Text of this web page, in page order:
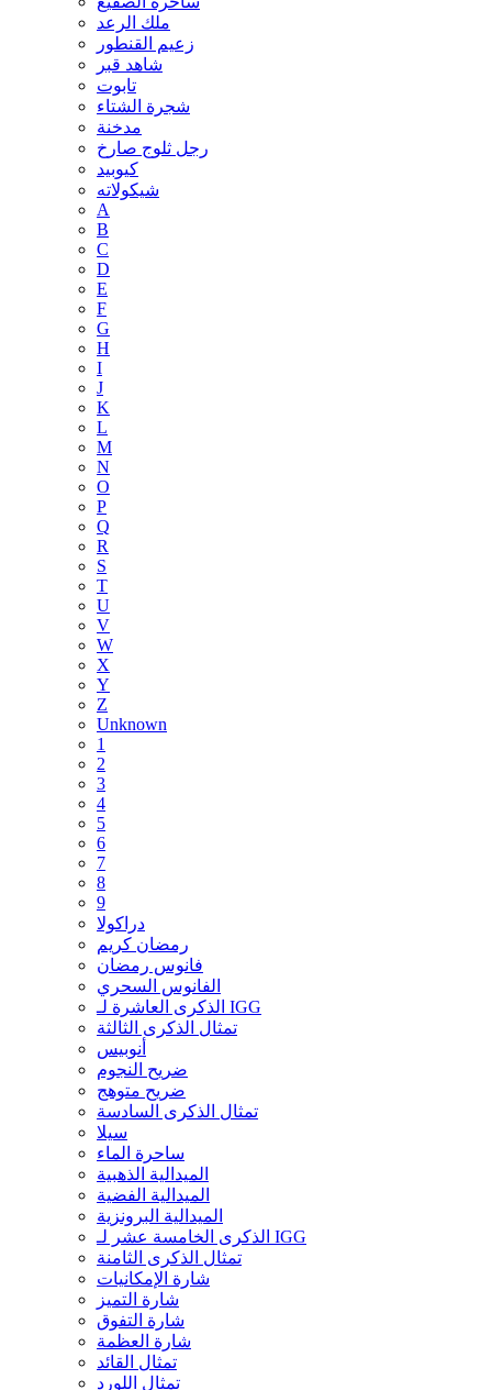
ملك الرعد
زعيم القنطور
شاهد قبر
تابوت
شجرة الشتاء
مدخنة
رجل ثلوج صارخ
كيوبيد
شيكولاته
A
B
C
D
E
F
G
H
I
J
K
L
M
N
O
P
Q
R
S
T
U
V
W
X
Y
Z
Unknown
1
2
3
4
5
6
7
8
9
دراكولا
رمضان كريم
فانوس رمضان
الفانوس السحري
الذكرى العاشرة لـ IGG
تمثال الذكرى الثالثة
أنوبيس
ضريح النجوم
ضريح متوهج
تمثال الذكرى السادسة
سيلا
ساحرة الماء
الميدالية الذهبية
الميدالية الفضية
الميدالية البرونزية
الذكرى الخامسة عشر لـ IGG
تمثال الذكرى الثامنة
شارة الإمكانيات
شارة التميز
شارة التفوق
شارة العظمة
تمثال القائد
تمثال اللورد